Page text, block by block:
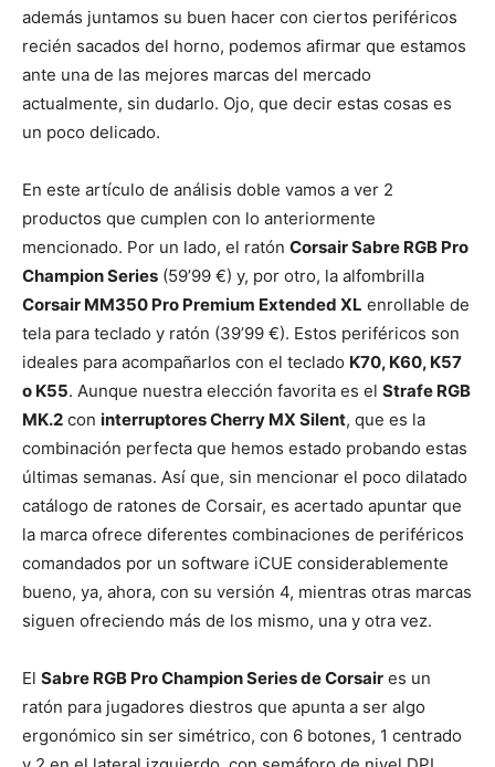
además juntamos su buen hacer con ciertos periféricos
recién sacados del horno, podemos afirmar que estamos
ante una de las mejores marcas del mercado
actualmente, sin dudarlo. Ojo, que decir estas cosas es
un poco delicado.
En este artículo de análisis doble vamos a ver 2
productos que cumplen con lo anteriormente
mencionado. Por un lado, el ratón Corsair Sabre RGB Pro
Champion Series (59’99 €) y, por otro, la alfombrilla
Corsair MM350 Pro Premium Extended XL enrollable de
tela para teclado y ratón (39’99 €). Estos periféricos son
ideales para acompañarlos con el teclado K70, K60, K57
o K55. Aunque nuestra elección favorita es el Strafe RGB
MK.2 con interruptores Cherry MX Silent, que es la
combinación perfecta que hemos estado probando estas
últimas semanas. Así que, sin mencionar el poco dilatado
catálogo de ratones de Corsair, es acertado apuntar que
la marca ofrece diferentes combinaciones de periféricos
comandados por un software iCUE considerablemente
bueno, ya, ahora, con su versión 4, mientras otras marcas
siguen ofreciendo más de los mismo, una y otra vez.
El Sabre RGB Pro Champion Series de Corsair es un
ratón para jugadores diestros que apunta a ser algo
ergonómico sin ser simétrico, con 6 botones, 1 centrado